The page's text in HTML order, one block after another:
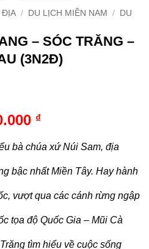
ĐỊA / DU LỊCH MIỀN NAM /
DU
– SÓC TRĂNG –
(3N2Đ)
₫.
₫Giá
tại
là:
3.290.000 ₫.
bà chúa xứ Núi Sam, địa
bậc nhất Miền Tây. Hay hành
vượt qua các cánh rừng ngập
tọa độ Quốc Gia – Mũi Cà
tìm hiểu về cuộc sống